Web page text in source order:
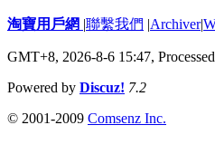
淘寶用戶網 |聯繫我們 |Archiver|
GMT+8, 2026-8-6 15:47,
Powered by Discuz! 7.2
© 2001-2009 Comsenz Inc.